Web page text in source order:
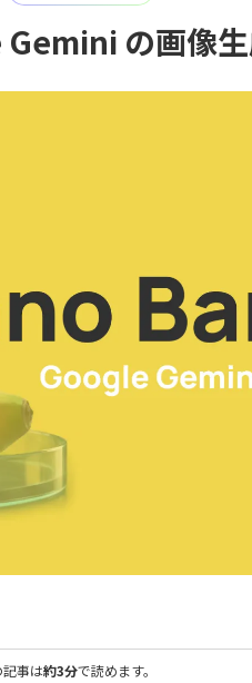
の画像
事は約3分で読めます。